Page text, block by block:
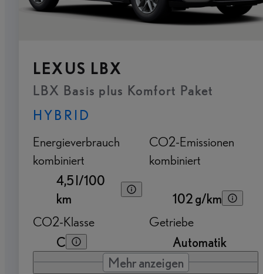
LEXUS LBX
LBX Basis plus Komfort Paket
HYBRID
Energieverbrauch
kombiniert
4,5 l/100
km
CO2-Emissionen
kombiniert
102 g/km
CO2-Klasse
C
Getriebe
Automatik
Mehr anzeigen